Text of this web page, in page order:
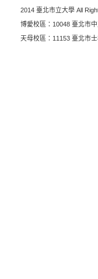
2014 臺北市立大學 All
博愛校區：10048 臺北市
天母校區：11153 臺北市